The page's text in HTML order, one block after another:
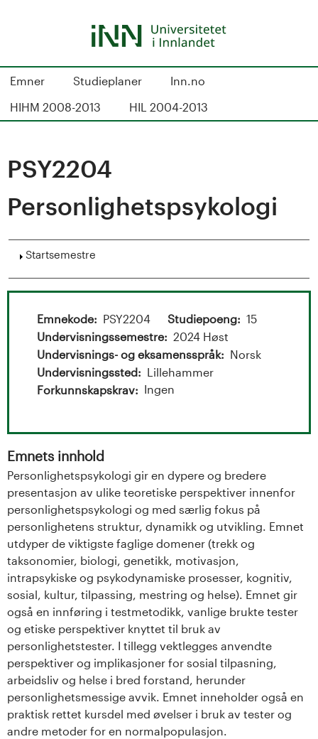
S
d
a
g
U
n
v
e
r
s
t
Emner Studieplaner
Inn.no
HIHM 2008-2013
HIL 2004-2013
PSY2204
Personlighetspsykologi
Vis
Startsemestre
Emnekode PSY2204 Studiepoeng
15
Undervisningssemestre
2024 Høst
Undervisnings- og eksamensspråk
Norsk
Undervisningssted
Lillehammer
Forkunnskapskrav
Ingen
Emnets innhold
Personlighetspsykologi gir en dypere og bredere
presentasjon av ulike teoretiske perspektiver innenfor
personlighetspsykologi og med særlig fokus på
personlighetens struktur, dynamikk og utvikling. Emnet
utdyper de viktigste faglige domener (trekk og
taksonomier, biologi, genetikk, motivasjon,
intrapsykiske og psykodynamiske prosesser, kognitiv,
sosial, kultur, tilpassing, mestring og helse). Emnet gir
også en innføring i testmetodikk, vanlige brukte tester
og etiske perspektiver knyttet til bruk av
personlighetstester. I tillegg vektlegges anvendte
perspektiver og implikasjoner for sosial tilpasning,
arbeidsliv og helse i bred forstand, herunder
personlighetsmessige avvik. Emnet inneholder også en
praktisk rettet kursdel med øvelser i bruk av tester og
andre metoder for en normalpopulasjon.